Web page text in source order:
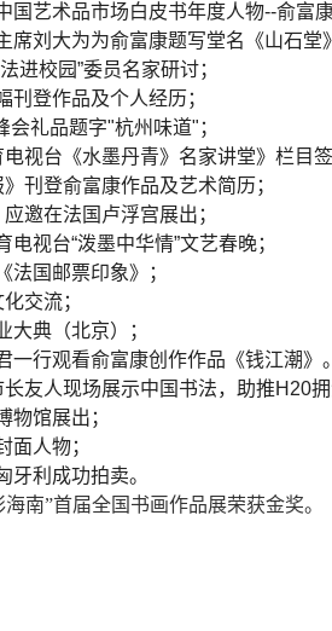
艺术品市场白皮书年度人物--俞富康
刘大为为俞富康题写堂名《山石堂
进校园”委员名家研讨；
登作品及个人经历；
礼品题字"杭州味道"；
视台《水墨丹青》名家讲堂》栏目签
刊登俞富康作品及艺术简历；
邀在法国卢浮宫展出；
视台“泼墨中华情”文艺春晚；
国邮票印象》；
交流；
大典（北京）；
行观看俞富康创作作品《钱江潮》。
友人现场展示中国书法，助推H20拥
物馆展出；
面人物；
牙利成功拍卖。
南”首届全国书画作品展荣获金奖。